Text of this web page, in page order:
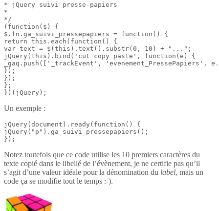
* jQuery suivi presse-papiers
*
*/
(function($) {
$.fn.ga_suivi_pressepapiers = function() {
return this.each(function() {
var text = $(this).text().substr(0, 10) + "...";
jQuery(this).bind('cut copy paste', function(e) {
_gaq.push(['_trackEvent', 'evenement_PressePapiers',
});
});
};
})(jQuery);
Un exemple :
jQuery(document).ready(function() {
jQuery("p").ga_suivi_pressepapiers();
});
Notez toutefois que ce code utilise les 10 premiers caractères du
texte copié dans le libellé de l’évènement, je ne certifie pas qu’il
s’agit d’une valeur idéale pour la dénomination du label, mais un
code ça se modifie tout le temps :-).